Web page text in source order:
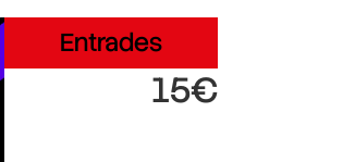
Entrades
15€